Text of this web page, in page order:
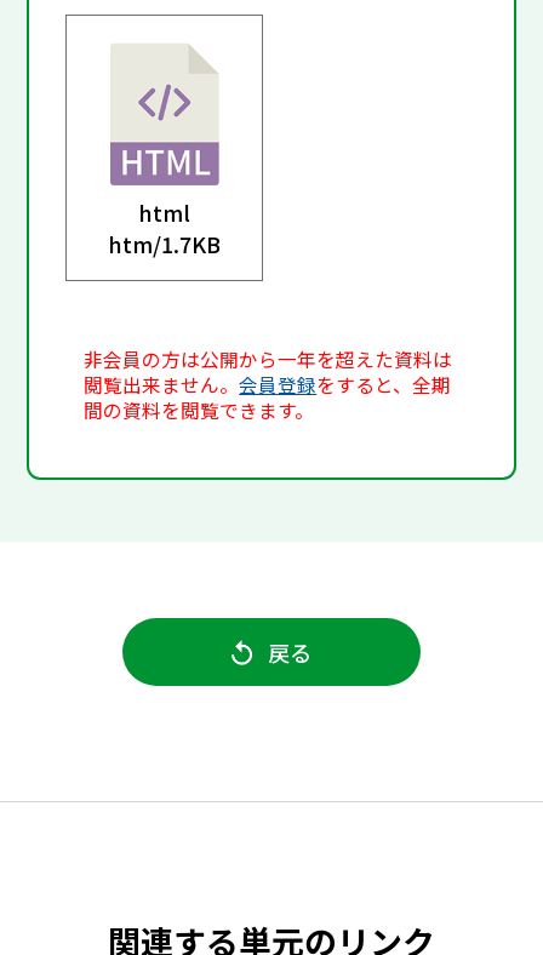
html
htm/1.7KB
非会員の方は公開から一年を超えた資料は
閲覧出来ません。会員登録をすると、全期
間の資料を閲覧できます。
戻る
関連する単元のリンク